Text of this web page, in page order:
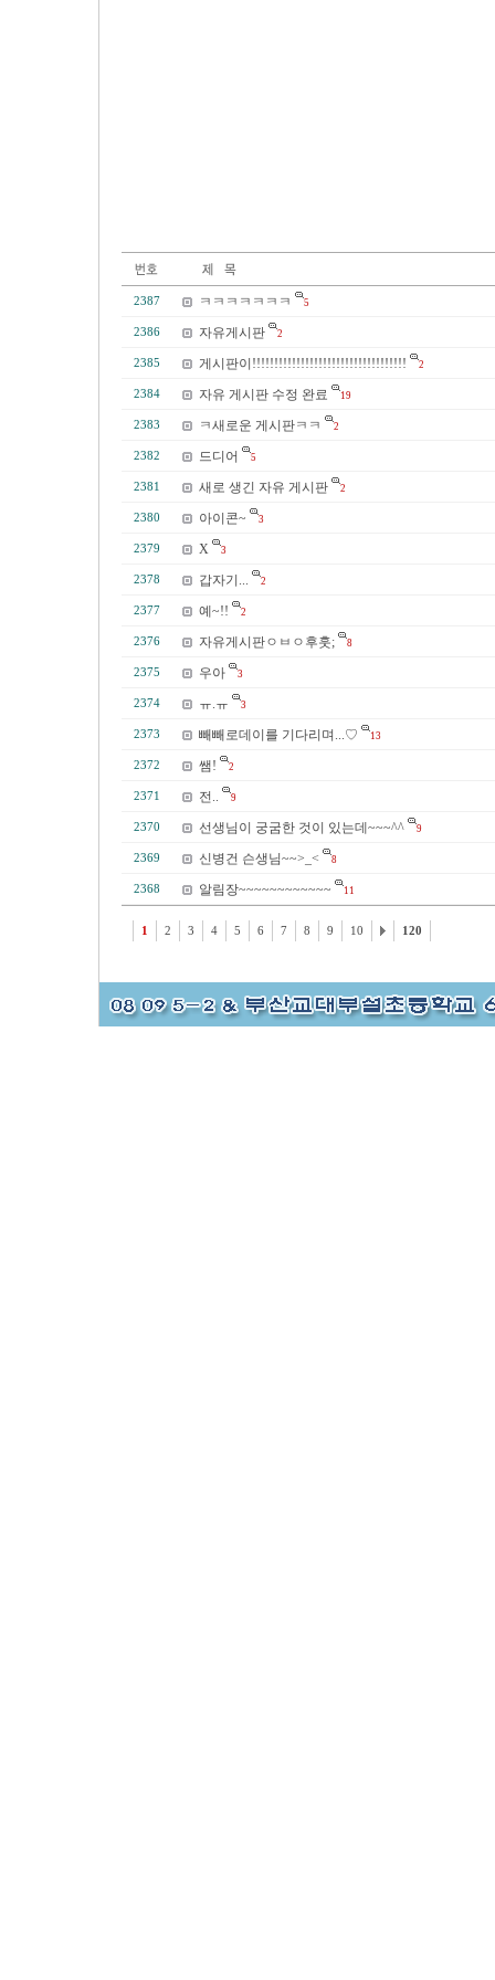
2387 ㅋㅋㅋㅋㅋㅋㅋ 5
2386 자유게시판 2
2385 게시판이!!!!!!!!!!!!!!!!!!!!!!!!!!!!!!!!!!! 2
2384 자유 게시판 수정 완료 19
2383 ㅋ새로운 게시판ㅋㅋ 2
2382 드디어 5
2381 새로 생긴 자유 게시판 2
2380 아이콘~ 3
2379 X 3
2378 갑자기... 2
2377 예~!! 2
2376 자유게시판ㅇㅂㅇ후훗; 8
2375 우아 3
2374 ㅠ.ㅠ 3
2373 빼빼로데이를 기다리며...♡ 13
2372 쌤! 2
2371 전.. 9
2370 선생님이 궁굼한 것이 있는데~~~^^ 9
2369 신병건 슨생님~~>_< 8
2368 알림장~~~~~~~~~~~~ 11
1 2 3 4 5 6 7 8 9 10 120